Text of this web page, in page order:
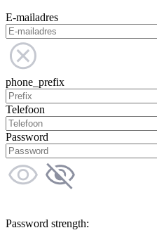
E-mailadres
phone_prefix
Telefoon
Password
Password strength: